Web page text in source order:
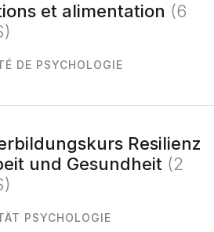
et alimentation (6
DE PSYCHOLOGIE
Resilienz
und Gesundheit (2
PSYCHOLOGIE